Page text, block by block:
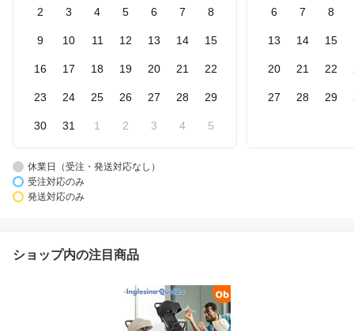
2 3 4 5 6 7 8
9 10 11 12 13 14 15
16 17 18 19 20 21 22
23 24 25 26 27 28 29
30 31 1 2 3 4 5
6 7 8
13 14 15
20 21 22
27 28 29
休業日（受注・発送対応なし）
受注対応のみ
発送対応のみ
ショップ内の注目商品